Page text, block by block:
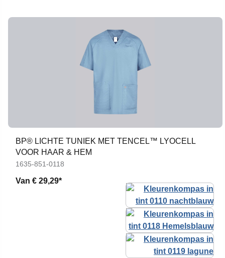
BP® LICHTE TUNIEK MET TENCEL™ LYOCELL
VOOR HAAR & HEM
1635-851-0118
Van € 29,29*